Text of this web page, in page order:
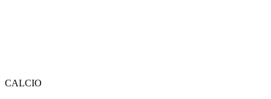
CALCIO